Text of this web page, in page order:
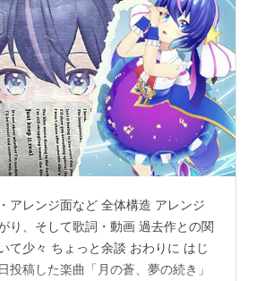
アレンジ面など 全体構造 アレンジ
り、そして歌詞・動画 過去作との関
て少々 ちょっと余談 おわりに はじ
投稿した楽曲「月の蒼、夢の続き」